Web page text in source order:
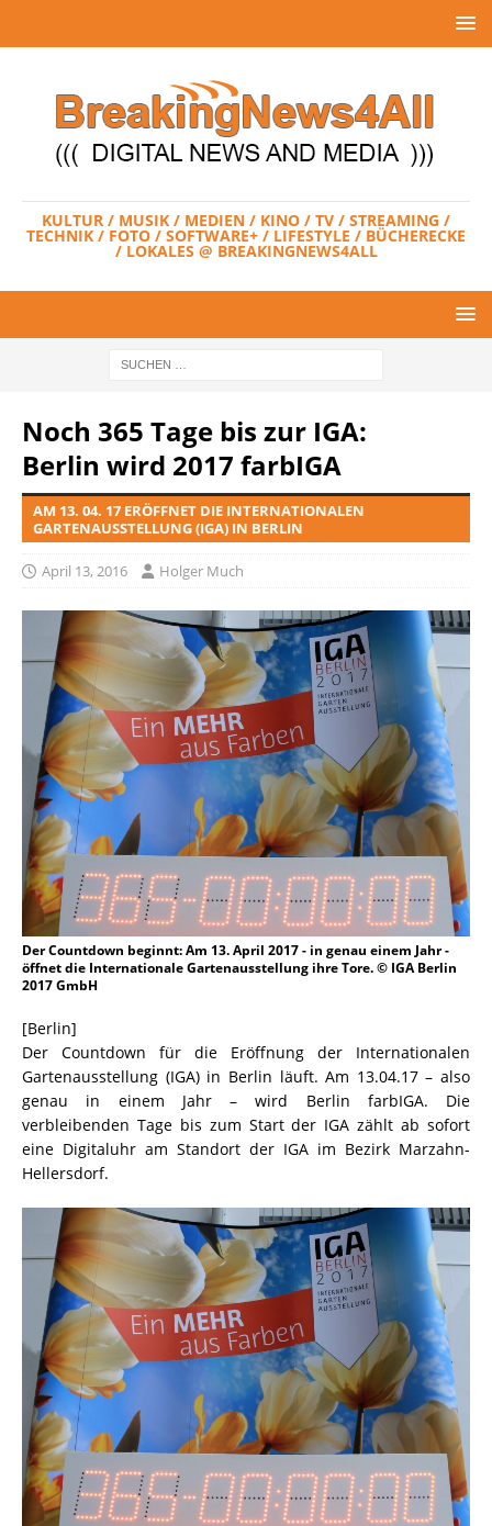
KULTUR / MUSIK / MEDIEN / KINO / TV / STREAMING /
TECHNIK / FOTO / SOFTWARE+ / LIFESTYLE / BÜCHERECKE
/ LOKALES @ BREAKINGNEWS4ALL
Noch 365 Tage bis zur IGA:
Berlin wird 2017 farbIGA
AM 13. 04. 17 ERÖFFNET DIE INTERNATIONALEN
GARTENAUSSTELLUNG (IGA) IN BERLIN
April 13, 2016 Holger Much
Der Countdown beginnt: Am 13. April 2017 - in genau einem Jahr -
öffnet die Internationale Gartenausstellung ihre Tore. © IGA Berlin
2017 GmbH
[Berlin]
Der Countdown für die Eröffnung der Internationalen
Gartenausstellung (IGA) in Berlin läuft. Am 13.04.17 – also
genau in einem Jahr – wird Berlin farbIGA. Die
verbleibenden Tage bis zum Start der IGA zählt ab sofort
eine Digitaluhr am Standort der IGA im Bezirk Marzahn-
Hellersdorf.